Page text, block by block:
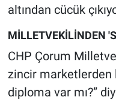
altından cücük
MİLLETVEKİLİNDEN
CHP Çorum
zincir marketlerden
diploma var mı?”
Teknoloji
Türkiye'nin